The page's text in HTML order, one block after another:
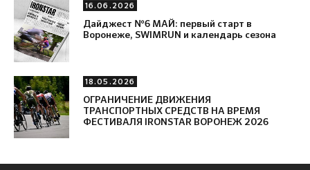
16.06.2026
Дайджест №6 МАЙ: первый старт в
Воронеже, SWIMRUN и календарь сезона
18.05.2026
ОГРАНИЧЕНИЕ ДВИЖЕНИЯ
ТРАНСПОРТНЫХ СРЕДСТВ НА ВРЕМЯ
ФЕСТИВАЛЯ IRONSTAR ВОРОНЕЖ 2026